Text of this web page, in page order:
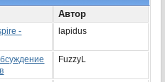
Автор
-
lapidus
FuzzyL